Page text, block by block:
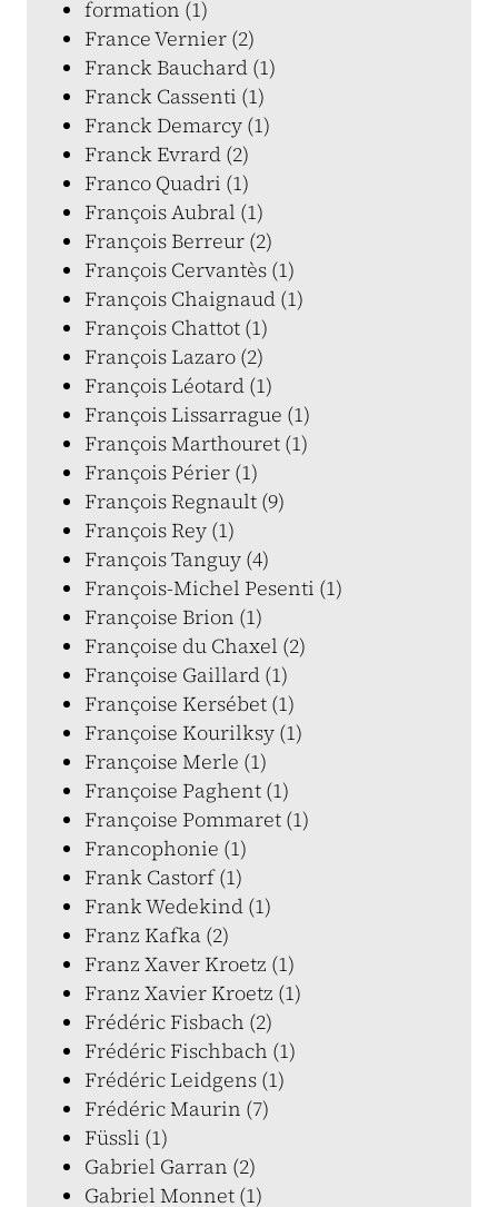
formation (1)
France Vernier (2)
Franck Bauchard (1)
Franck Cassenti (1)
Franck Demarcy (1)
Franck Evrard (2)
Franco Quadri (1)
François Aubral (1)
François Berreur (2)
François Cervantès (1)
François Chaignaud (1)
François Chattot (1)
François Lazaro (2)
François Léotard (1)
François Lissarrague (1)
François Marthouret (1)
François Périer (1)
François Regnault (9)
François Rey (1)
François Tanguy (4)
François-Michel Pesenti (1)
Françoise Brion (1)
Françoise du Chaxel (2)
Françoise Gaillard (1)
Françoise Kersébet (1)
Françoise Kourilksy (1)
Françoise Merle (1)
Françoise Paghent (1)
Françoise Pommaret (1)
Francophonie (1)
Frank Castorf (1)
Frank Wedekind (1)
Franz Kafka (2)
Franz Xaver Kroetz (1)
Franz Xavier Kroetz (1)
Frédéric Fisbach (2)
Frédéric Fischbach (1)
Frédéric Leidgens (1)
Frédéric Maurin (7)
Füssli (1)
Gabriel Garran (2)
Gabriel Monnet (1)